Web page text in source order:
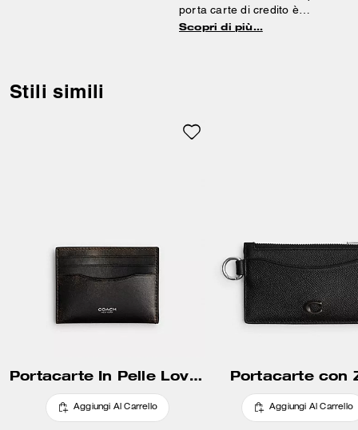
porta carte di credito è
realizzato in pelle finemente
Signature, può contenere
ogni porta carte di credito
acquisisce carattere e
personalità nel tempo.
Scopri di più…
Stili simili
Portacarte In Pelle Loved
Aggiungi Al Carrello
Portacarte con
Aggiungi Al Carrello